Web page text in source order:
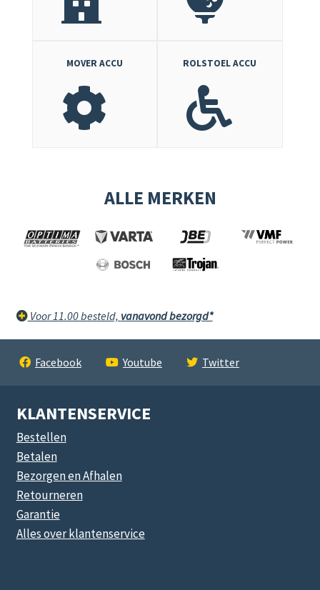
MOVER ACCU ROLSTOEL ACCU
ALLE MERKEN
Voor 11.00 besteld, vanavond bezorgd*
Facebook Youtube Twitter
KLANTENSERVICE
Bestellen
Betalen
Bezorgen en Afhalen
Retourneren
Garantie
Alles over klantenservice